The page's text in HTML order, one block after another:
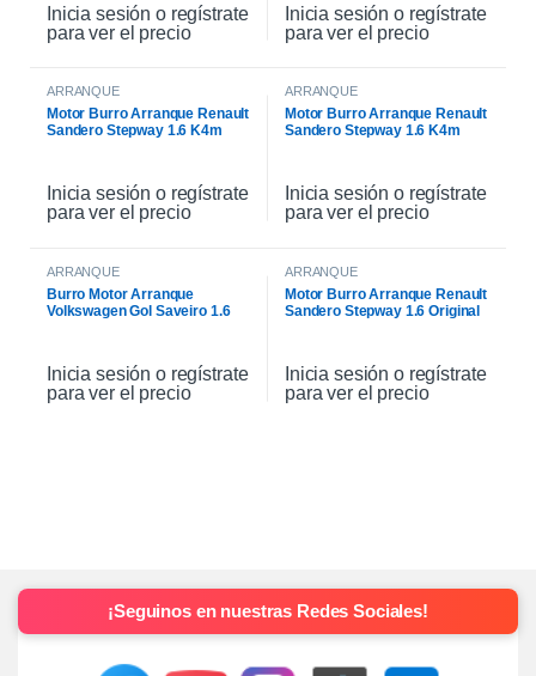
Inicia sesión o regístrate
para ver el precio
Inicia sesión o regístrate
para ver el precio
ARRANQUE
Motor Burro Arranque Renault
Sandero Stepway 1.6 K4m
Inicia sesión o regístrate
para ver el precio
ARRANQUE
Motor Burro Arranque Renault
Sandero Stepway 1.6 K4m
Inicia sesión o regístrate
para ver el precio
ARRANQUE
Burro Motor Arranque
Volkswagen Gol Saveiro 1.6
Inicia sesión o regístrate
para ver el precio
ARRANQUE
Motor Burro Arranque Renault
Sandero Stepway 1.6 Original
Inicia sesión o regístrate
para ver el precio
¡Seguinos en nuestras Redes Sociales!